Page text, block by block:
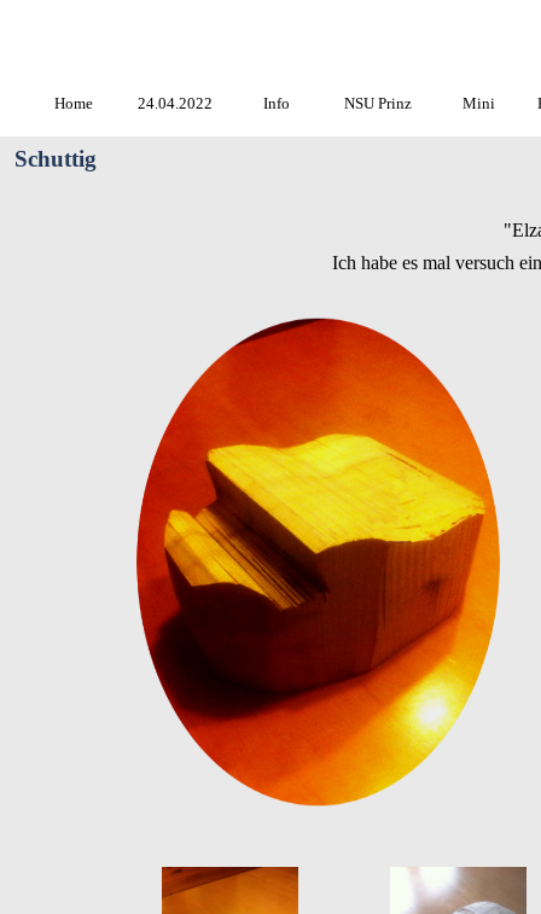
Home 24.04.2022 Info NSU Prinz Mini
Schuttig
Ich habe es mal versuch